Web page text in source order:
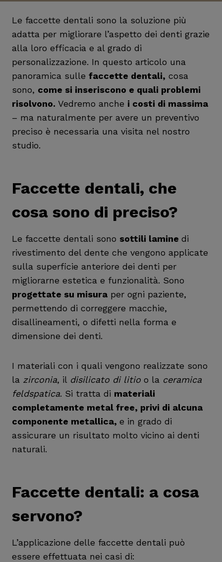
Le faccette dentali sono la soluzione più
adatta per migliorare l’aspetto dei denti grazie
alla loro efficacia e al grado di
personalizzazione. In questo articolo una
panoramica sulle faccette dentali, cosa
sono, come si inseriscono e quali problemi
risolvono. Vedremo anche i costi di massima
– ma naturalmente per avere un preventivo
preciso è necessaria una visita nel nostro
studio.
Faccette dentali, che
cosa sono di preciso?
Le faccette dentali sono sottili lamine di
rivestimento del dente che vengono applicate
sulla superficie anteriore dei denti per
migliorarne estetica e funzionalità. Sono
progettate su misura per ogni paziente,
permettendo di correggere macchie,
disallineamenti, o difetti nella forma e
dimensione dei denti.
I materiali con i quali vengono realizzate sono
la zirconia, il disilicato di litio o la ceramica
feldspatica. Si tratta di materiali
completamente metal free, privi di alcuna
componente metallica, e in grado di
assicurare un risultato molto vicino ai denti
naturali.
Faccette dentali: a cosa
servono?
L’applicazione delle faccette dentali può
essere effettuata nei casi di: